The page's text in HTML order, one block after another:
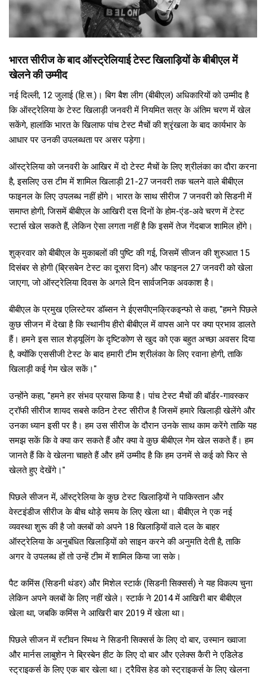
भारत सीरीज के बाद ऑस्ट्रेलियाई टेस्ट खिलाड़ियों के बीबीएल में
खेलने की उम्मीद
नई दिल्ली, 12 जुलाई (हि.स.)। बिग बैश लीग (बीबीएल) अधिकारियों को उम्मीद है
कि ऑस्ट्रेलिया के टेस्ट खिलाड़ी जनवरी में नियमित सत्र के अंतिम चरण में खेल
सकेंगे, हालांकि भारत के खिलाफ पांच टेस्ट मैचों की श्रृंखला के बाद कार्यभार के
आधार पर उनकी उपलब्धता पर असर पड़ेगा।
ऑस्ट्रेलिया को जनवरी के आखिर में दो टेस्ट मैचों के लिए श्रीलंका का दौरा करना
है, इसलिए उस टीम में शामिल खिलाड़ी 21-27 जनवरी तक चलने वाले बीबीएल
फाइनल के लिए उपलब्ध नहीं होंगे। भारत के साथ सीरीज 7 जनवरी को सिडनी में
समाप्त होगी, जिसमें बीबीएल के आखिरी दस दिनों के होम-एंड-अवे चरण में टेस्ट
स्टार्स खेल सकते हैं, लेकिन ऐसा लगता नहीं है कि इसमें तेज गेंदबाज शामिल होंगे।
शुक्रवार को बीबीएल के मुकाबलों की पुष्टि की गई, जिसमें सीजन की शुरुआत 15
दिसंबर से होगी (ब्रिसबेन टेस्ट का दूसरा दिन) और फाइनल 27 जनवरी को खेला
जाएगा, जो ऑस्ट्रेलिया दिवस के अगले दिन सार्वजनिक अवकाश है।
बीबीएल के प्रमुख एलिस्टेयर डॉब्सन ने ईएसपीएनक्रिकइन्फो से कहा, "हमने पिछले
कुछ सीजन में देखा है कि स्थानीय हीरो बीबीएल में वापस आने पर क्या प्रभाव डालते
हैं। हमने इस साल शेड्यूलिंग के दृष्टिकोण से खुद को एक बहुत अच्छा अवसर दिया
है, क्योंकि एससीजी टेस्ट के बाद हमारी टीम श्रीलंका के लिए रवाना होगी, ताकि
खिलाड़ी कई गेम खेल सकें।"
उन्होंने कहा, "हमने हर संभव प्रयास किया है। पांच टेस्ट मैचों की बॉर्डर-गावस्कर
ट्रॉफी सीरीज शायद सबसे कठिन टेस्ट सीरीज है जिसमें हमारे खिलाड़ी खेलेंगे और
उनका ध्यान इसी पर है। हम उस सीरीज के दौरान उनके साथ काम करेंगे ताकि यह
समझ सकें कि वे क्या कर सकते हैं और क्या वे कुछ बीबीएल गेम खेल सकते हैं। हम
जानते हैं कि वे खेलना चाहते हैं और हमें उम्मीद है कि हम उनमें से कई को फिर से
खेलते हुए देखेंगे।"
पिछले सीजन में, ऑस्ट्रेलिया के कुछ टेस्ट खिलाड़ियों ने पाकिस्तान और
वेस्टइंडीज सीरीज के बीच थोड़े समय के लिए खेला था। बीबीएल ने एक नई
व्यवस्था शुरू की है जो क्लबों को अपने 18 खिलाड़ियों वाले दल के बाहर
ऑस्ट्रेलिया के अनुबंधित खिलाड़ियों को साइन करने की अनुमति देती है, ताकि
अगर वे उपलब्ध हों तो उन्हें टीम में शामिल किया जा सके।
पैट कमिंस (सिडनी थंडर) और मिशेल स्टार्क (सिडनी सिक्सर्स) ने यह विकल्प चुना
लेकिन अपने क्लबों के लिए नहीं खेले। स्टार्क ने 2014 में आखिरी बार बीबीएल
खेला था, जबकि कमिंस ने आखिरी बार 2019 में खेला था।
पिछले सीजन में स्टीवन स्मिथ ने सिडनी सिक्सर्स के लिए दो बार, उस्मान ख्वाजा
और मार्नस लाबुशेन ने ब्रिस्बेन हीट के लिए दो बार और एलेक्स कैरी ने एडिलेड
स्ट्राइकर्स के लिए एक बार खेला था। ट्रैविस हेड को स्ट्राइकर्स के लिए खेलना